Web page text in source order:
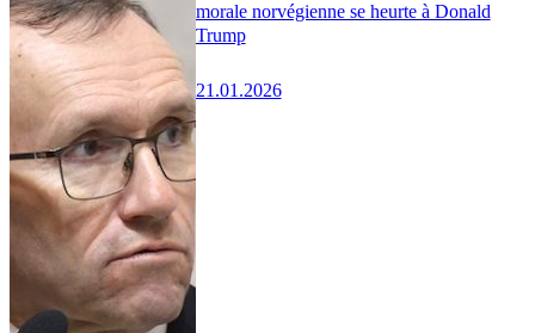
morale norvégienne se heurte à Donald
Trump
21.01.2026